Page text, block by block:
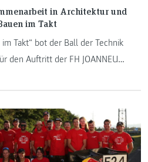
in Architektur und
im Takt
Takt“ bot der Ball der Technik
den Auftritt der FH JOANNEUM,
auf dem Modelle aus
der Studierenden aus
gezeigt wurden.